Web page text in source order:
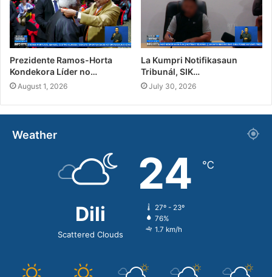
Prezidente Ramos-Horta
Kondekora Líder no…
August 1, 2026
La Kumpri Notifikasaun
Tribunál, SIK…
July 30, 2026
Weather
Dili
Scattered Clouds
24 ℃
27º - 23º
76%
1.7 km/h